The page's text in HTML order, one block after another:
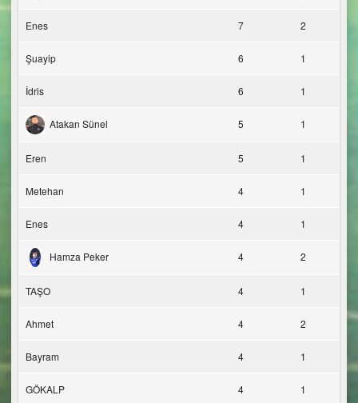
Enes 7 2
Şuayip 6 1
İdris 6 1
Atakan Sünel 5 1
Eren 5 1
Metehan 4 1
Enes 4 1
Hamza Peker 4 2
TAŞO 4 1
Ahmet 4 2
Bayram 4 1
GÖKALP 4 1